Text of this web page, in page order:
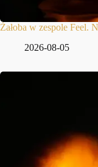
Żałoba w zespole Feel.
2026-08-05